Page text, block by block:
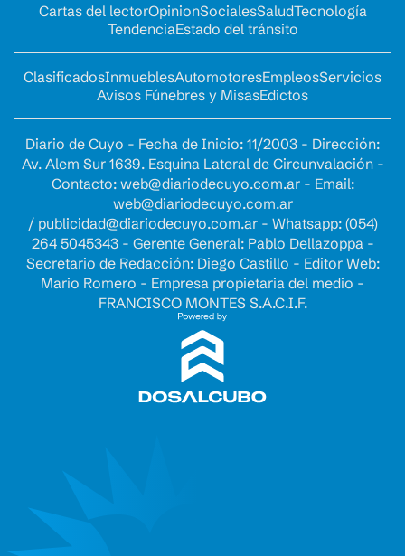
Cartas del lectorOpinionSocialesSaludTecnología
TendenciaEstado del tránsito
ClasificadosInmueblesAutomotoresEmpleosServicios
Avisos Fúnebres y MisasEdictos
Diario de Cuyo - Fecha de Inicio: 11/2003 - Dirección:
Av. Alem Sur 1639. Esquina Lateral de Circunvalación -
Contacto: web@diariodecuyo.com.ar- Email:
web@diariodecuyo.com.ar
/ publicidad@diariodecuyo.com.ar- Whatsapp: (054)
264 5045343 - Gerente General: Pablo Dellazoppa -
Secretario de Redacción: Diego Castillo - Editor Web:
Mario Romero - Empresa propietaria del medio -
FRANCISCO MONTES S.A.C.I.F.